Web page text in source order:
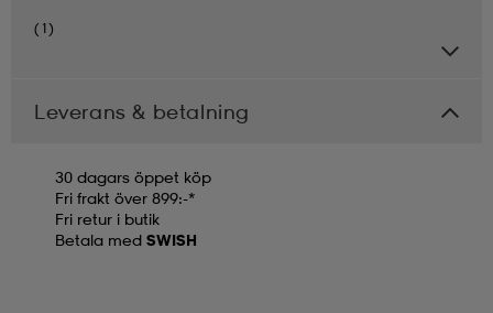
(1)
Leverans & betalning
30 dagars öppet köp
Fri frakt över 899:-*
Fri retur i butik
Betala med SWISH